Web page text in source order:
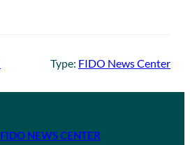
Type: FIDO News Center
FIDO NEWS CENTER